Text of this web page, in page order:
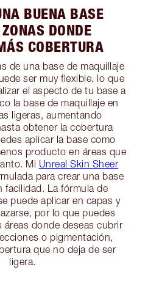
BUENA BASE
DONDE
COBERTURA
de una base de maquillaje
ser muy flexible, lo que
el aspecto de tu base a
la base de maquillaje en
ligeras, aumentando
obtener la cobertura
aplicar la base como
producto en áreas que
Mi Unreal Skin Sheer
para crear una base
facilidad. La fórmula de
puede aplicar en capas y
por lo que puedes
áreas donde deseas cubrir
o pigmentación,
que no deja de ser
ligera.